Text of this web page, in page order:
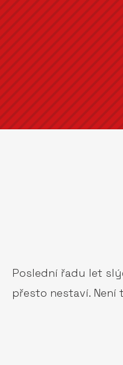
Poslední řadu let
přesto nestaví.